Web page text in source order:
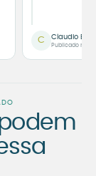
C Claudio
Publicado no